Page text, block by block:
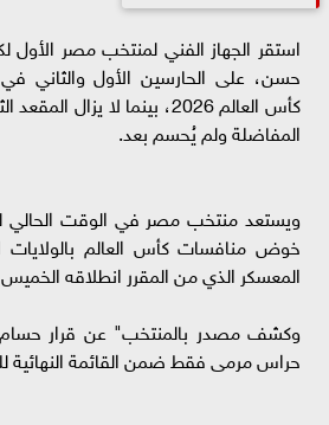
استقر الجهاز الفني لمنتخب مصر الأول
حسن، على الحارسين الأول والثاني في
كأس العالم 2026، بينما لا
المفاضلة ولم يُحسم بعد.
ويستعد منتخب مصر في الوقت الحالي
خوض منافسات كأس العالم بالولايات
المعسكر الذي من المقرر انطلاقه
حراس مرمى فقط ضمن القائمة النهائية